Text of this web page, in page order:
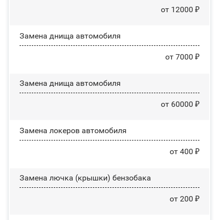
от 12000 ₽
Замена днища автомобиля
от 7000 ₽
Замена днища автомобиля
от 60000 ₽
Замена лoĸepoв автомобиля
от 400 ₽
Замена лючка (крышки) бензобака
от 200 ₽